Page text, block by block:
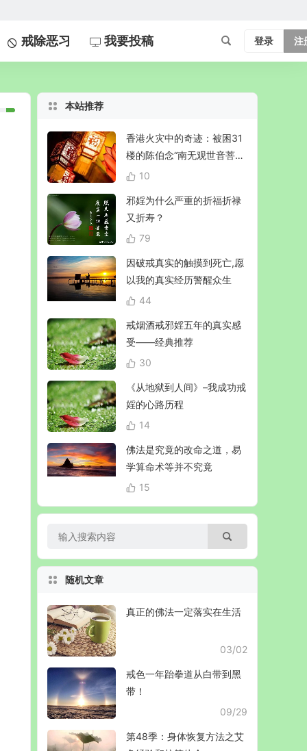
戒除恶习 我要投稿 登录 注
本站推荐
香港火灾中的奇迹：被困31
楼的陈伯念“南无观世音菩
萨”20小时奇迹生还！
10
邪婬为什么严重的折福折禄
又折寿？
79
因破戒真实的触摸到死亡,愿
以我的真实经历警醒众生
44
戒烟酒戒邪婬五年的真实感
受——经典推荐
30
《从地狱到人间》–我成功戒
婬的心路历程
14
佛法是究竟的改命之道，易
学算命术等并不究竟
15
随机文章
真正的佛法一定落实在生活
03/02
戒色一年跆拳道从白带到黑
带！
09/29
第48季：身体恢复方法之艾